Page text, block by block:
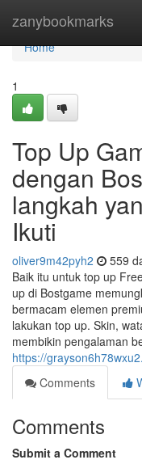
zanybookmarks
Home
Home
1
Top Up
dengan
langkah
Ikuti
oliver9m42pyh2 559
Baik itu untuk top up
up di Bostgame
bermacam elemen
lakukan top up. Skin,
membikin pengalaman
https://
Comments
Comments
Submit a Comment